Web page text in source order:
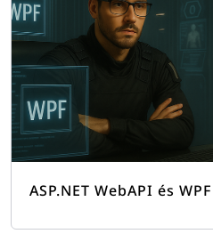
ASP.NET WebAPI és WPF